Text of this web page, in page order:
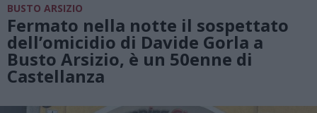
BUSTO ARSIZIO
Fermato nella notte il sospettato
dell’omicidio di Davide Gorla a
Busto Arsizio, è un 50enne di
Castellanza